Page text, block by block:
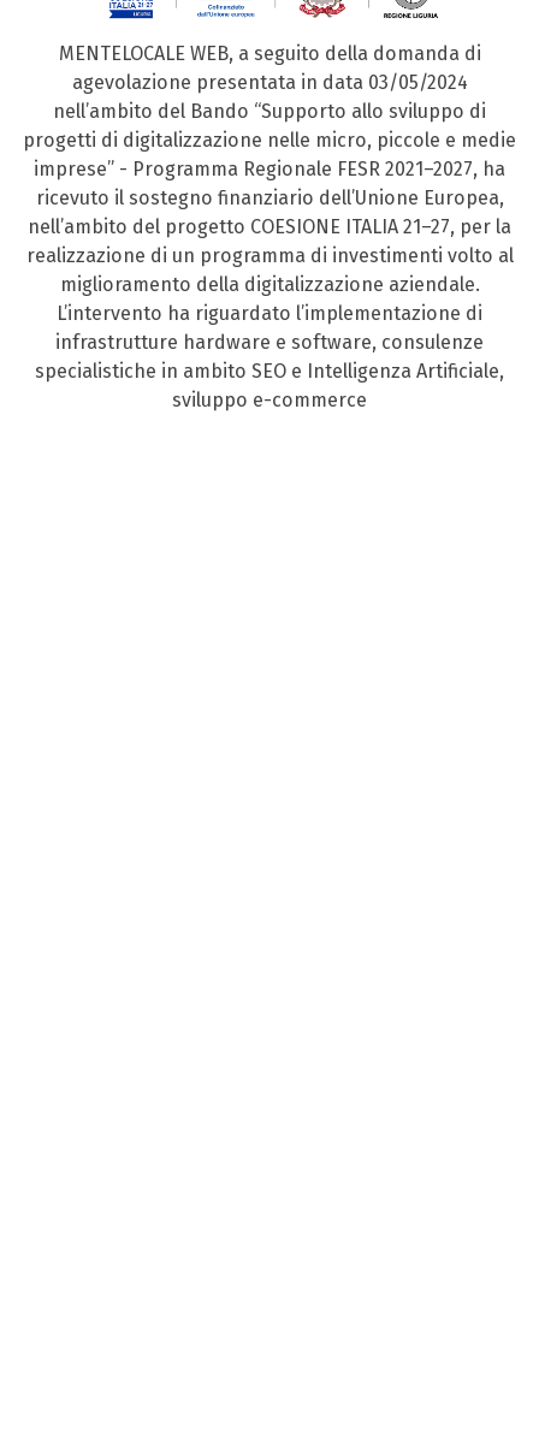
MENTELOCALE WEB, a seguito della domanda di
agevolazione presentata in data 03/05/2024
nell’ambito del Bando “Supporto allo sviluppo di
progetti di digitalizzazione nelle micro, piccole e medie
imprese” - Programma Regionale FESR 2021–2027, ha
ricevuto il sostegno finanziario dell’Unione Europea,
nell’ambito del progetto COESIONE ITALIA 21–27, per la
realizzazione di un programma di investimenti volto al
miglioramento della digitalizzazione aziendale.
L’intervento ha riguardato l’implementazione di
infrastrutture hardware e software, consulenze
specialistiche in ambito SEO e Intelligenza Artificiale,
sviluppo e-commerce